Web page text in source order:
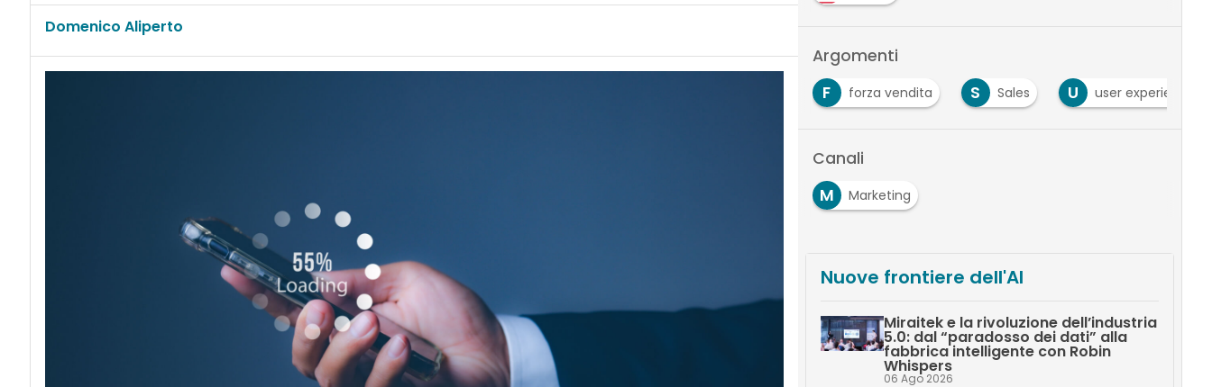
Domenico Aliperto
Argomenti
F forza vendita S Sales U user experience
Canali
M
Marketing
Nuove frontiere dell'AI
Miraitek e la rivoluzione dell’industria
5.0: dal “paradosso dei dati” alla
fabbrica intelligente con Robin
Whispers
06 Ago 2026